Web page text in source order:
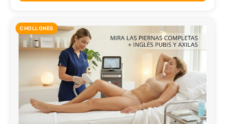
CHOLLONES